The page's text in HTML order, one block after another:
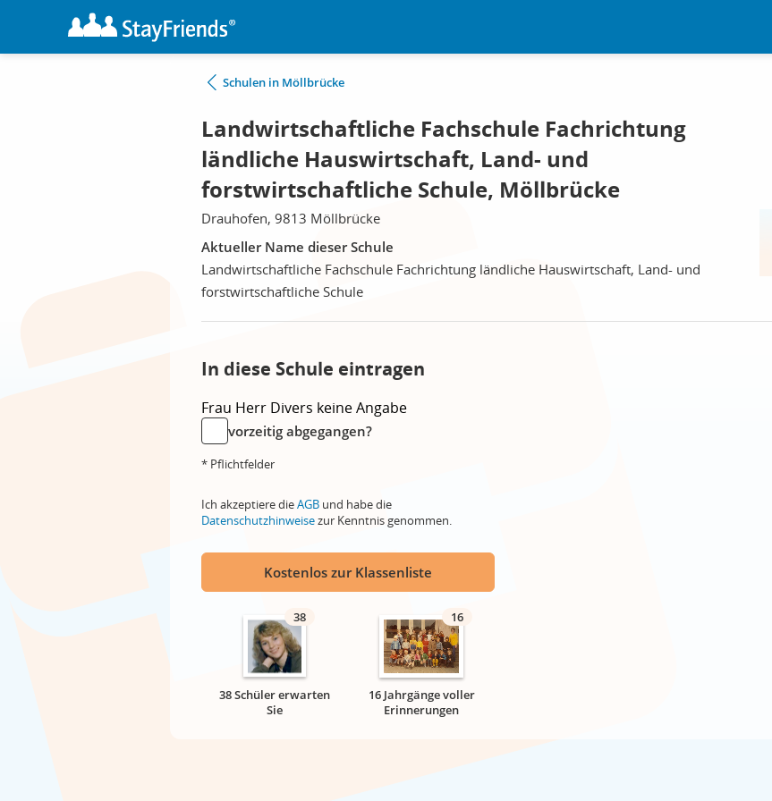
Schulen in Möllbrücke
Landwirtschaftliche Fachschule Fachrichtung
ländliche Hauswirtschaft, Land- und
forstwirtschaftliche Schule, Möllbrücke
Drauhofen, 9813 Möllbrücke
Aktueller Name dieser Schule
Landwirtschaftliche Fachschule Fachrichtung ländliche Hauswirtschaft, Land- und
forstwirtschaftliche Schule
In diese Schule eintragen
Frau Herr Divers keine Angabe
vorzeitig abgegangen?
* Pflichtfelder
Ich akzeptiere dieAGB und habe die
Datenschutzhinweisezur Kenntnis genommen.
Kostenlos zur Klassenliste
38
38 Schüler erwarten
Sie
16
16 Jahrgänge voller
Erinnerungen